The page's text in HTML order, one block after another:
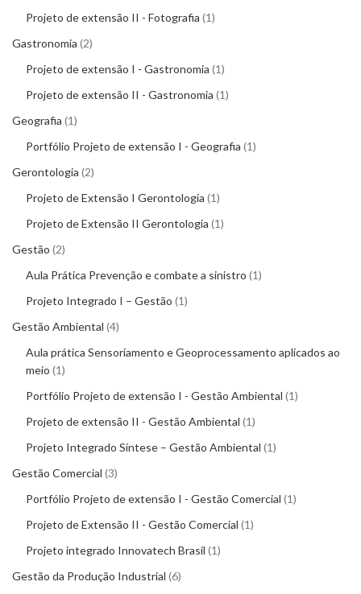
Projeto de extensão II - Fotografia 1
Gastronomia 2
Projeto de extensão I - Gastronomia 1
Projeto de extensão II - Gastronomia 1
Geografia 1
Portfólio Projeto de extensão I - Geografia 1
Gerontologia 2
Projeto de Extensão I Gerontologia 1
Projeto de Extensão II Gerontologia 1
Gestão 2
Aula Prática Prevenção e combate a sinistro 1
Projeto Integrado I – Gestão 1
Gestão Ambiental 4
Aula prática Sensoriamento e Geoprocessamento aplicados ao
meio 1
Portfólio Projeto de extensão I - Gestão Ambiental 1
Projeto de extensão II - Gestão Ambiental 1
Projeto Integrado Síntese – Gestão Ambiental 1
Gestão Comercial 3
Portfólio Projeto de extensão I - Gestão Comercial 1
Projeto de Extensão II - Gestão Comercial 1
Projeto integrado Innovatech Brasil 1
Gestão da Produção Industrial 6